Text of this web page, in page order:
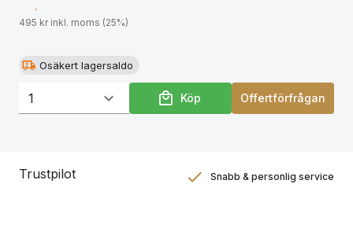
495 kr inkl. moms (25%)
Osäkert lagersaldo
Köp Offertförfrågan
Trustpilot Snabb & personlig service